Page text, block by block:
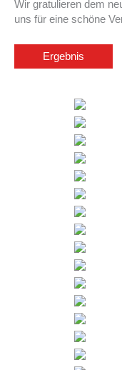
Wir gratulieren dem
uns für eine schöne
Ergebnis